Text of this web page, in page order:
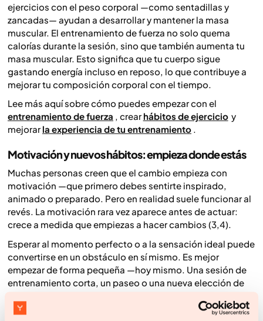
ejercicios con el peso corporal —como sentadillas y
zancadas— ayudan a desarrollar y mantener la masa
muscular. El entrenamiento de fuerza no solo quema
calorías durante la sesión, sino que también aumenta tu
masa muscular. Esto significa que tu cuerpo sigue
gastando energía incluso en reposo, lo que contribuye a
mejorar tu composición corporal con el tiempo.
Lee más aquí sobre cómo puedes empezar con el
entrenamiento de fuerza , crearhábitos de ejercicio y
mejorarla experiencia de tu entrenamiento .
Motivación y nuevos hábitos: empieza donde estás
Muchas personas creen que el cambio empieza con
motivación —que primero debes sentirte inspirado,
animado o preparado. Pero en realidad suele funcionar al
revés. La motivación rara vez aparece antes de actuar:
crece a medida que empiezas a hacer cambios (3,4).
Esperar al momento perfecto o a la sensación ideal puede
convertirse en un obstáculo en sí mismo. Es mejor
empezar de forma pequeña —hoy mismo. Una sesión de
entrenamiento corta, un paseo o una nueva elección de
acción donde la motivación empieza a tomar forma.